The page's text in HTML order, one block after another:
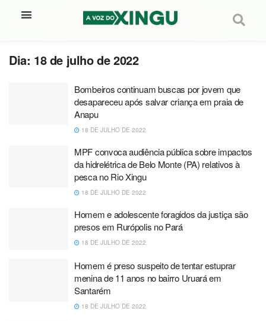
Dia: 18 de julho de 2022
Bombeiros continuam buscas por jovem que
desapareceu após salvar criança em praia de
Anapu
18 DE JULHO DE 2022
MPF convoca audiência pública sobre impactos
da hidrelétrica de Belo Monte (PA) relativos à
pesca no Rio Xingu
18 DE JULHO DE 2022
Homem e adolescente foragidos da justiça são
presos em Rurópolis no Pará
18 DE JULHO DE 2022
Homem é preso suspeito de tentar estuprar
menina de 11 anos no bairro Uruará em
Santarém
18 DE JULHO DE 2022